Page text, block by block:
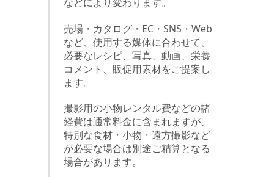
売場・カタログ・EC・SNS・Web
など、使用する媒体に合わせて、
必要なレシピ、写真、動画、栄養
コメント、販促用素材をご提案し
ます。
撮影用の小物レンタル費などの諸
経費は通常料金に含まれますが、
特別な食材・小物・遠方撮影など
が必要な場合は別途ご精算となる
場合があります。